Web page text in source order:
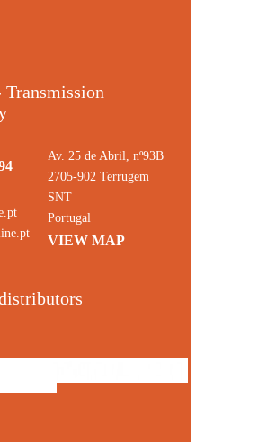
Av. 25 de Abril, nº93B
2705-902 Terrugem
SNT
Portugal
VIEW MAP